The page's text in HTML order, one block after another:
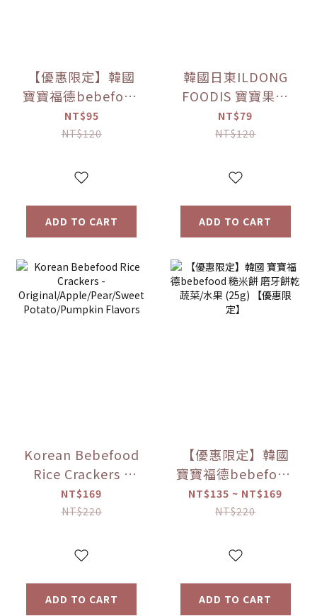
【優惠限定】韓國
寶寶福德bebefood
接骨木莓果汁
(80ml)
NT$95
NT$120
ADD TO CART
韓國日東ILDONG
FOODIS 寶寶果汁
桔梗梨/蘋果黑棗
(100ml) 【優惠限
NT$79
NT$120
ADD TO CART
Korean Bebefood
Rice Crackers -
Original/Apple/Pear/Sweet
Potato/Pumpkin
NT$169
NT$220
ADD TO CART
【優惠限定】韓國
寶寶福德bebefood
糙米餅 磨牙餅乾 蔬
菜/水果 (25g) 【優
NT$135 ~ NT$169
NT$220
ADD TO CART